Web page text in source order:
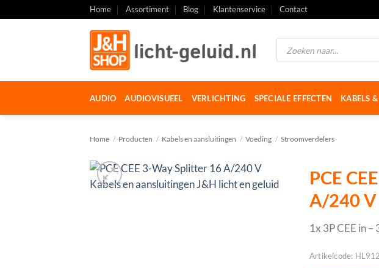
naar
Home Assortiment Blog Klantenservice Contact
Producten
zoeken
AUDIO AUDIOVISUEEL VERLICHTING SPECIALE EFFECTEN KABELS
Home / Producten / Kabels en aansluitingen / Voeding / Stroomverdelers
PCE
A/240 V
1x 3P CEE in –
Artikelcode: